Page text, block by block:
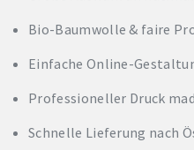
Bio-Baumwolle & faire
Einfache Online-
Professioneller Druck
Schnelle Lieferung nach